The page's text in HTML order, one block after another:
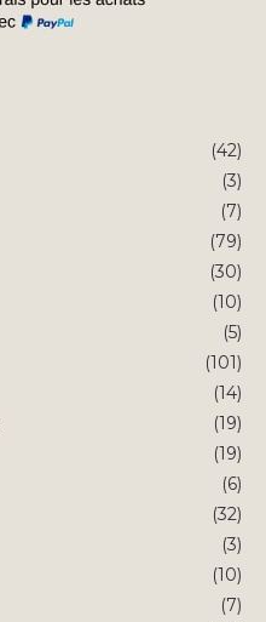
(42)
(3)
(7)
(79)
(30)
(10)
(5)
(101)
(14)
(19)
(19)
(6)
(32)
(3)
(10)
(7)